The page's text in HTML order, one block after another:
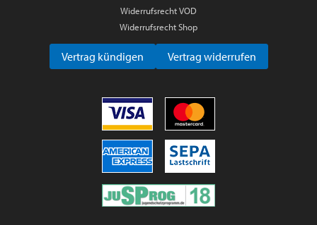
Widerrufsrecht VOD
Widerrufsrecht Shop
Vertrag kündigen Vertrag widerrufen